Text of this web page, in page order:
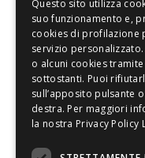
FACEBOOK